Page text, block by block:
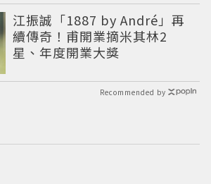
江振誠「1887 by André」再
續傳奇！甫開業摘米其林2
星、年度開業大獎
Recommended by